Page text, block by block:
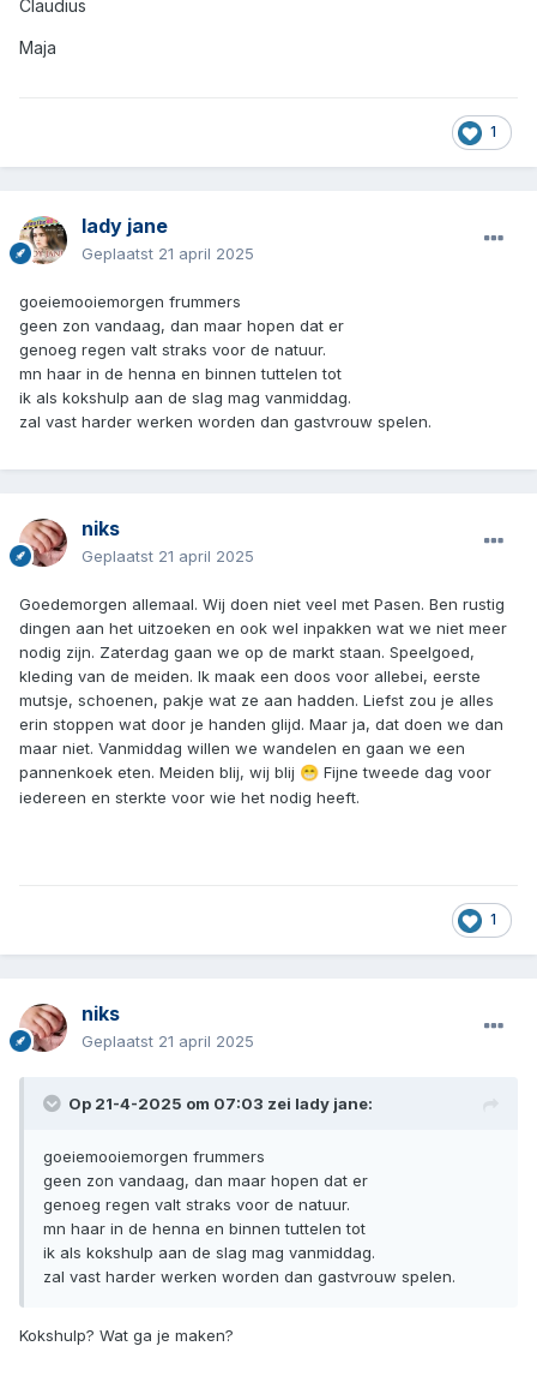
Claudius
Maja
1
lady jane
Geplaatst 21 april 2025
goeiemooiemorgen frummers
geen zon vandaag, dan maar hopen dat er
genoeg regen valt straks voor de natuur.
mn haar in de henna en binnen tuttelen tot
ik als kokshulp aan de slag mag vanmiddag.
zal vast harder werken worden dan gastvrouw spelen.
niks
Geplaatst 21 april 2025
Goedemorgen allemaal. Wij doen niet veel met Pasen. Ben rustig
dingen aan het uitzoeken en ook wel inpakken wat we niet meer
nodig zijn. Zaterdag gaan we op de markt staan. Speelgoed,
kleding van de meiden. Ik maak een doos voor allebei, eerste
mutsje, schoenen, pakje wat ze aan hadden. Liefst zou je alles
erin stoppen wat door je handen glijd. Maar ja, dat doen we dan
maar niet. Vanmiddag willen we wandelen en gaan we een
pannenkoek eten. Meiden blij, wij blij 😁 Fijne tweede dag voor
iedereen en sterkte voor wie het nodig heeft.
1
niks
Geplaatst 21 april 2025
Op 21-4-2025 om 07:03 zei lady jane:
goeiemooiemorgen frummers
geen zon vandaag, dan maar hopen dat er
genoeg regen valt straks voor de natuur.
mn haar in de henna en binnen tuttelen tot
ik als kokshulp aan de slag mag vanmiddag.
zal vast harder werken worden dan gastvrouw spelen.
Kokshulp? Wat ga je maken?